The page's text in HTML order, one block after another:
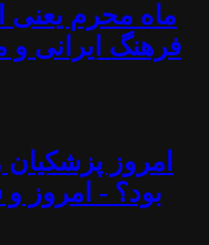
ماه محرم یعنی
فرهنگ ایرانی و
امروز
بود؟ - امروز